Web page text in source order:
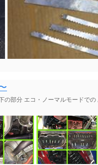
部分 エコ・ノーマルモードで